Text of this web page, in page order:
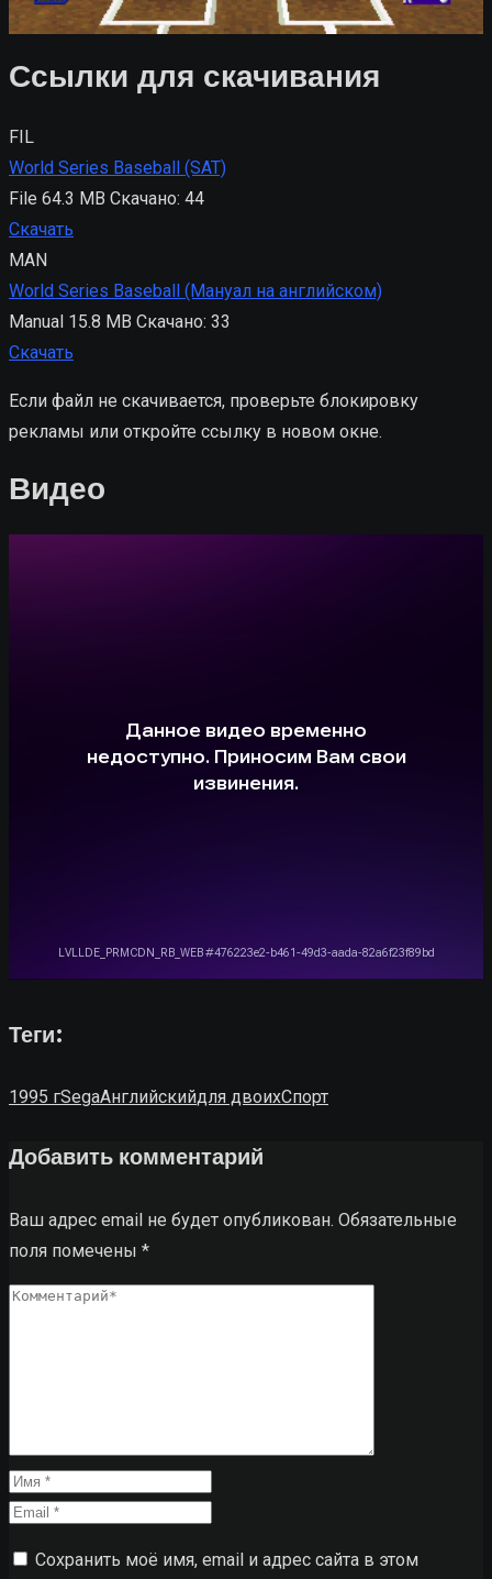
Ссылки для скачивания
FIL
World Series Baseball (SAT)
File 64.3 MB Скачано: 44
Скачать
MAN
World Series Baseball (Мануал на английском)
Manual 15.8 MB Скачано: 33
Скачать
Если файл не скачивается, проверьте блокировку
рекламы или откройте ссылку в новом окне.
Видео
Теги:
1995 гSegaАнглийскийдля двоихСпорт
Добавить комментарий
Ваш адрес email не будет опубликован. Обязательные
поля помечены *
Сохранить моё имя, email и адрес сайта в этом